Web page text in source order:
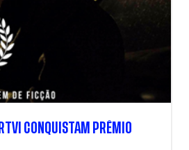
CONQUISTAM PRÊMIO